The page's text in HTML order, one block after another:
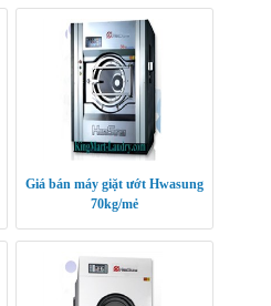
Giá bán máy giặt ướt Hwasung
70kg/mẻ